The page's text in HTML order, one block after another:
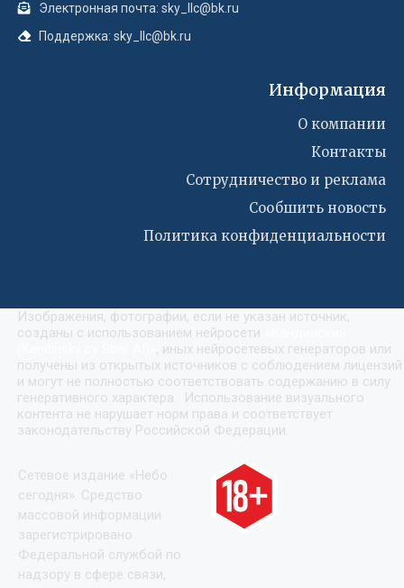
Электронная почта: sky_llc@bk.ru
Поддержка: sky_llc@bk.ru
Информация
О компании
Контакты
Сотрудничество и реклама
Сообшить новость
Политика конфиденциальности
Изображения, фотографии, если не указан источник,
созданы с использованием нейросети
, иных нейросетевых генераторов или
получены из открытых источников с соблюдением лицензий
и могут не полностью соответствовать содержанию в силу
генеративного характера. Использование визуального
контента не нарушает норм права и соответствует
законодательству Российской Федерации.
Сетевое издание «Небо
сегодня». Средство
массовой информации
зарегистрировано
Федеральной службой по
надзору в сфере связи,